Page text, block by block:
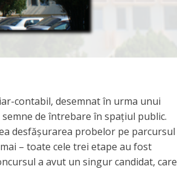
contabil, desemnat în urma unui
de întrebare în spațiul public.
desfășurarea probelor pe parcursul
– toate cele trei etape au fost
a avut un singur candidat,